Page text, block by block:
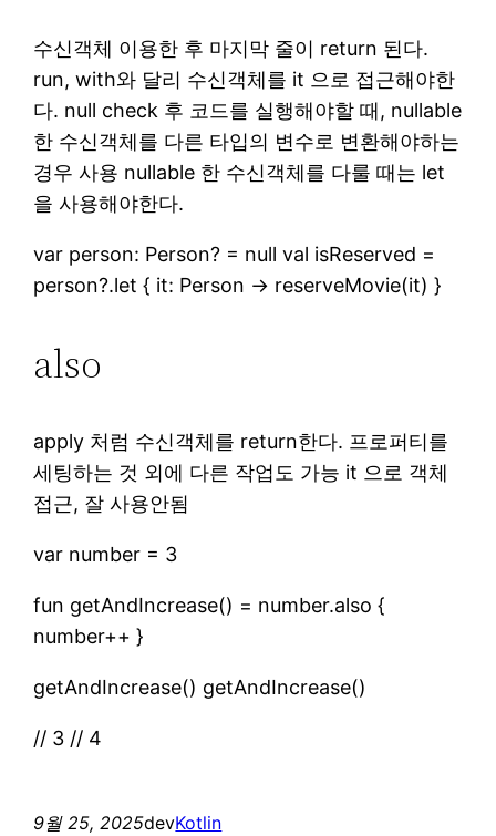
수신객체 이용한 후 마지막 줄이 return 된다.
run, with와 달리 수신객체를 it 으로 접근해야한
다. null check 후 코드를 실행해야할 때, nullable
한 수신객체를 다른 타입의 변수로 변환해야하는
경우 사용 nullable 한 수신객체를 다룰 때는 let
을 사용해야한다.
var person: Person? = null val isReserved =
person?.let { it: Person -> reserveMovie(it) }
also
apply 처럼 수신객체를 return한다. 프로퍼티를
세팅하는 것 외에 다른 작업도 가능 it 으로 객체
접근, 잘 사용안됨
var number = 3
fun getAndIncrease() = number.also {
number++ }
getAndIncrease() getAndIncrease()
// 3 // 4
9월 25, 2025devKotlin